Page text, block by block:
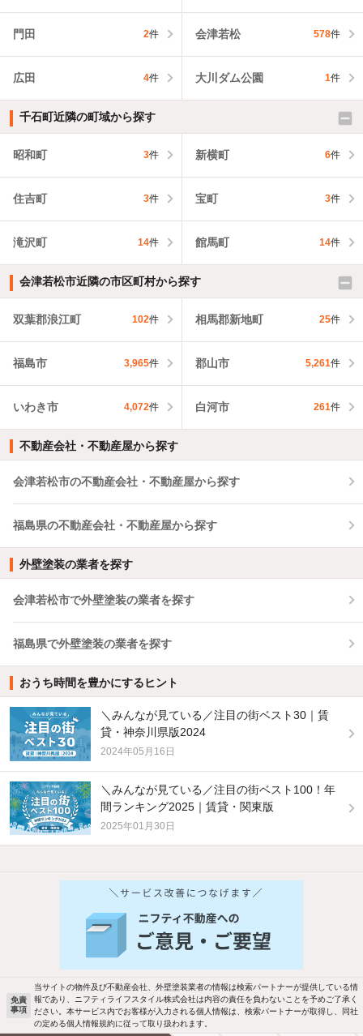
門田 2件 会津若松 578件
広田 4件 大川ダム公園 1件
千石町近隣の町域から探す
昭和町 3件 新横町 6件
住吉町 3件 宝町 3件
滝沢町 14件 館馬町 14件
会津若松市近隣の市区町村から探す
双葉郡浪江町 102件 相馬郡新地町 25件
福島市 3,965件 郡山市 5,261件
いわき市 4,072件 白河市 261件
不動産会社・不動産屋から探す
会津若松市の不動産会社・不動産屋から探す
福島県の不動産会社・不動産屋から探す
外壁塗装の業者を探す
会津若松市で外壁塗装の業者を探す
福島県で外壁塗装の業者を探す
おうち時間を豊かにするヒント
＼みんなが見ている／注目の街ベスト30｜賃
貸・神奈川県版2024
2024年05月16日
＼みんなが見ている／注目の街ベスト100！年
間ランキング2025｜賃貸・関東版
2025年01月30日
他の人はこんな条件で絞り込んでいます！
バス・トイレ別 2階以上
洗濯機置場あり 独立洗面台
免責
事項
当サイトの物件及び不動産会社、外壁塗装業者の情報は検索パートナーが提供している情
報であり、ニフティライフスタイル株式会社は内容の責任を負わないことを予めご了承く
ださい。本サービス内でお客様が入力される個人情報は、検索パートナーが取得し、同社
の定める個人情報規約に従って取り扱われます。